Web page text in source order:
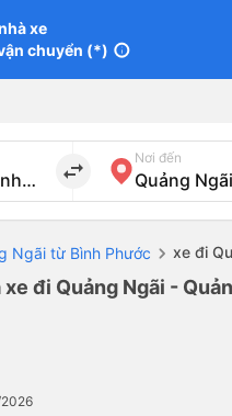
xe
chuyển (*) info
import_export
Nơi đến
Ngãi từ Bình Phước xe đi
đi Quảng Ngãi -